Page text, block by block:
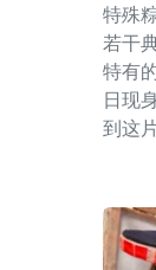
特殊
若干
特有
日现
到这